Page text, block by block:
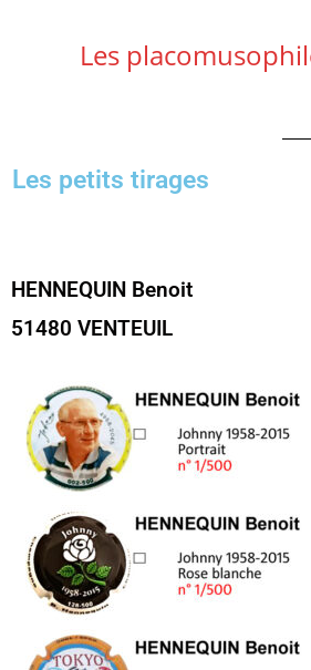
Les
Les petits tirages
HENNEQUIN Benoit
51480 VENTEUIL